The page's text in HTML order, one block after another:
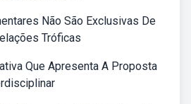
Não São Exclusivas De
Tróficas
Que Apresenta A Proposta